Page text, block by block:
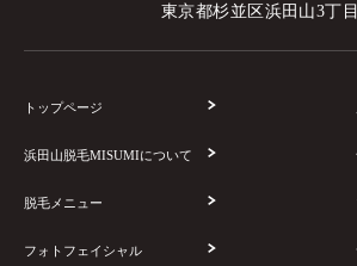
東京都杉並区浜田山3丁
トップページ
浜田山脱毛MISUMIについて
脱毛メニュー
フォトフェイシャル